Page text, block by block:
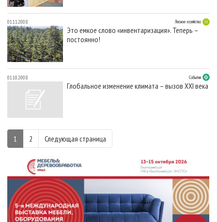
01.11.2008 Лесное хозяйство
Это емкое слово «инвентаризация». Теперь –
постоянно!
01.10.2008 События
Глобальное изменение климата – вызов XXI века
1 2 Следующая страница